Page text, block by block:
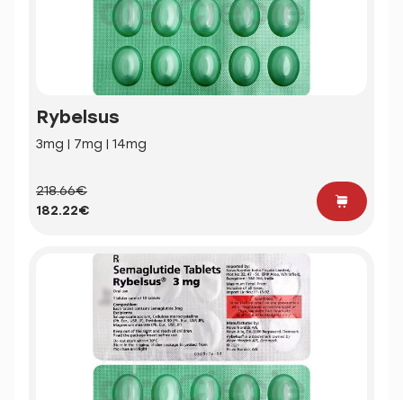
Rybelsus
3mg | 7mg | 14mg
218.66€
182.22€